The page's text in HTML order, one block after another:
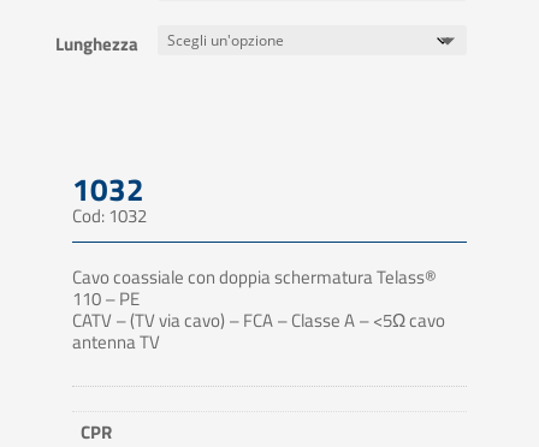
Lunghezza
1032
Cod: 1032
Cavo coassiale con doppia schermatura Telass®
110 – PE
CATV – (TV via cavo) – FCA – Classe A – <5Ω cavo
antenna TV
CPR